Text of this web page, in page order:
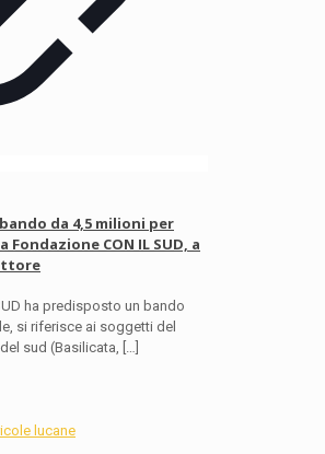
da 4,5 milioni per
Fondazione CON IL SUD, a
ha predisposto un bando
si riferisce ai soggetti del
sud (Basilicata, […]